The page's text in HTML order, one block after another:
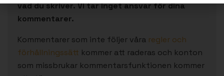
vad du skriver. Vi tar inget ansvar för dina
kommentarer.
Kommentarer som inte följer våra regler och
förhållningssätt kommer att raderas och konton
som missbrukar kommentarsfunktionen kommer